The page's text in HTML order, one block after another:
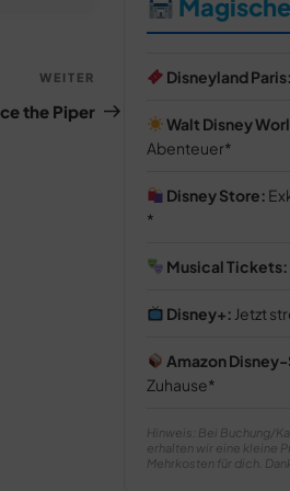
Nächster
Beitrag
WEITER
the Piper
Disneyland Paris:
Walt Disney
Abenteuer
Disney Store:
Musical Tickets:
Disney+: Jetzt
Amazon
Zuhause
Hinweis: Bei Buchung/
erhalten wir eine kleine
Mehrkosten für dich.